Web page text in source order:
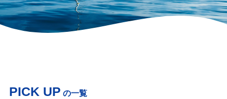
PICK UP の一覧